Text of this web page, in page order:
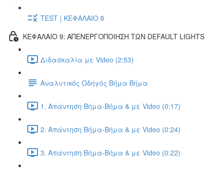
TEST | ΚΕΦΑΛΑΙΟ 8
ΚΕΦΑΛΑΙΟ 9: ΑΠΕΝΕΡΓΟΠΟΙΗΣΗ ΤΩΝ DEFAULT LIGHTS
Διδασκαλία με Video (2:53)
Αναλυτικός Οδηγός Βήμα Βήμα
1. Απάντηση Βήμα-Βήμα & με Video (0:17)
2. Απάντηση Βήμα-Βήμα & με Video (0:24)
3. Απάντηση Βήμα-Βήμα & με Video (0:22)